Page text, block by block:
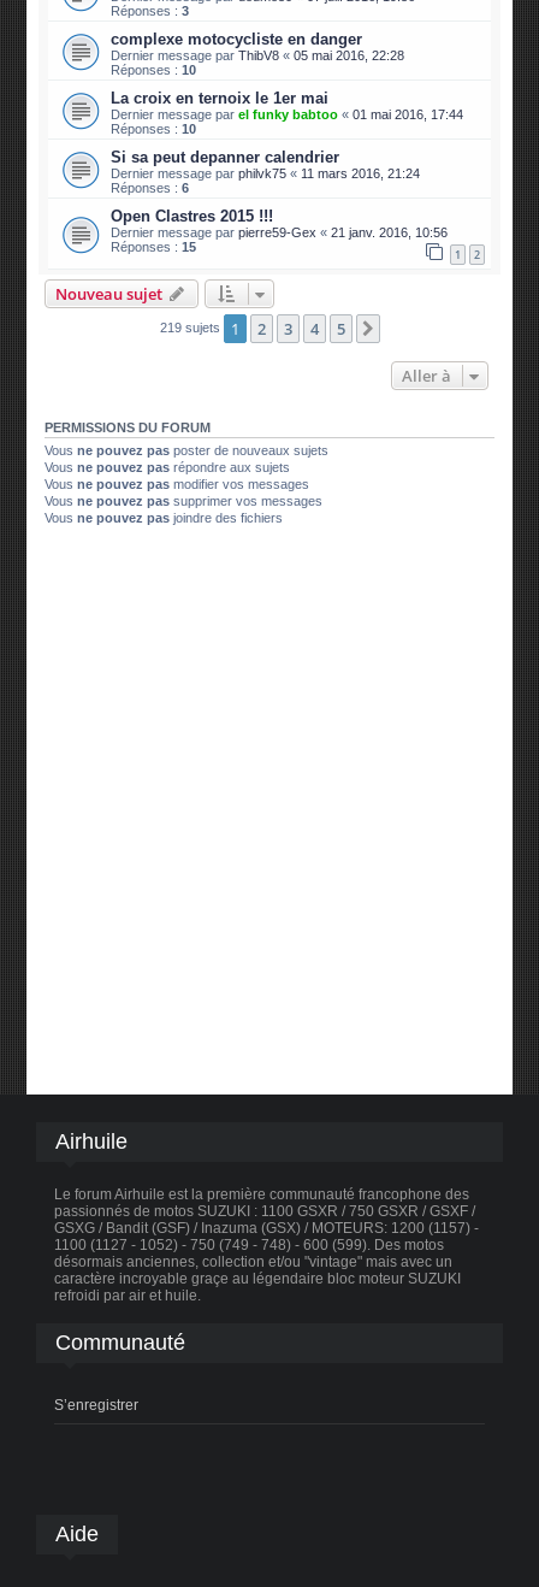
Réponses :3
complexe motocycliste en danger
Dernier message parThibV8 «05 mai 2016, 22:28
Réponses :10
La croix en ternoix le 1er mai
Dernier message parel funky babtoo «01 mai 2016, 17:44
Réponses :10
Si sa peut depanner calendrier
Dernier message parphilvk75 « 11 mars 2016, 21:24
Réponses :6
Open Clastres 2015 !!!
Dernier message parpierre59-Gex «21 janv. 2016, 10:56
Réponses :15 1 2
Nouveau sujet
219 sujets 1 2 3 4 5
Aller à
PERMISSIONS DU FORUM
Vousne pouvez pas poster de nouveaux sujets
Vousne pouvez pas répondre aux sujets
Vousne pouvez pas modifier vos messages
Vousne pouvez pas supprimer vos messages
Vousne pouvez pas joindre des fichiers
Airhuile
Le forum Airhuile est la première communauté francophone des
passionnés de motos SUZUKI : 1100 GSXR / 750 GSXR / GSXF /
GSXG / Bandit (GSF) / Inazuma (GSX) / MOTEURS: 1200 (1157) -
1100 (1127 - 1052) - 750 (749 - 748) - 600 (599). Des motos
désormais anciennes, collection et/ou "vintage" mais avec un
caractère incroyable graçe au légendaire bloc moteur SUZUKI
refroidi par air et huile.
Communauté
S’enregistrer
Aide